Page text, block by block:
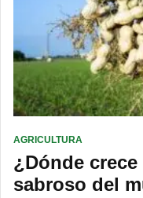
AGRICULTURA
¿Dónde
sabroso del